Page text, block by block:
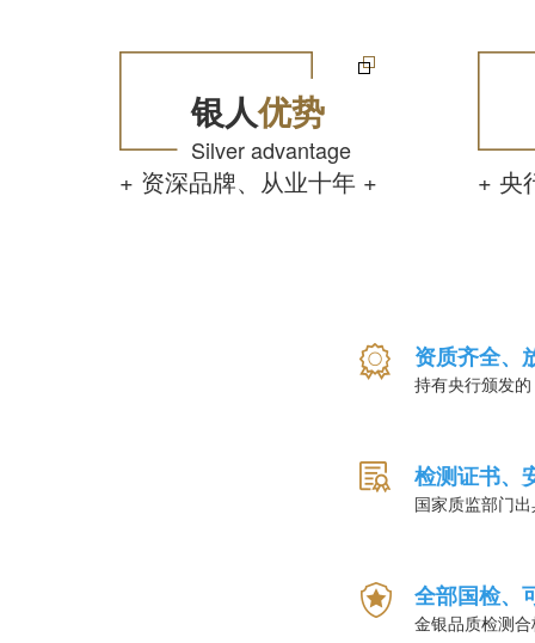
银人优势
Silver advantage
+ 资深品牌、从业十年 + + 央
资质齐全、
持有央行颁发
检测证书、
国家质监部门
全部国检、
金银品质检测